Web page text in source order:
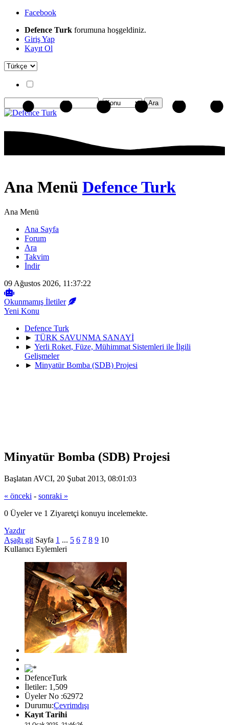
Facebook
Defence Turk forumuna hoşgeldiniz.
Giriş Yap
Kayıt Ol
Ana Menü Defence Turk
Ana Menü
Ana Sayfa
Forum
Ara
Takvim
İndir
09 Ağustos 2026, 11:37:22
Okunmamış İletiler
Yeni Konu
Defence Turk
► TÜRK SAVUNMA SANAYİ
► Yerli Roket, Füze, Mühimmat Sistemleri ile İlgili
Gelişmeler
► Minyatür Bomba (SDB) Projesi
Minyatür Bomba (SDB) Projesi
Başlatan AVCI, 20 Şubat 2013, 08:01:03
« önceki - sonraki »
0 Üyeler ve 1 Ziyaretçi konuyu incelemekte.
Yazdır
Aşağı git Sayfa 1 ... 5 6 7 8 9 10
Kullanıcı Eylemleri
DefenceTurk
İletiler: 1,509
Üyeler No :62972
Durumu:Çevrimdışı
Kayıt Tarihi